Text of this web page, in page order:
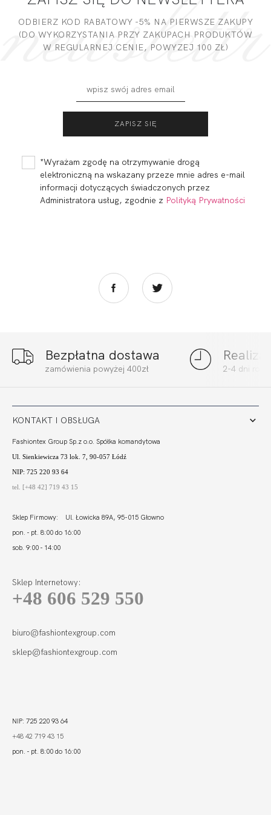
221,20 zł 115,01
FORTUNA SOFT
FORTUNA SPACER
FORTUNA STRINGI
ODBIERZ KOD RABATOWY -5% NA PIERWSZE ZAKUPY
(DO WYKORZYSTANIA PRZY ZAKUPACH PRODUKTÓW
W REGULARNEJ CENIE, POWYZEJ 100 ZŁ)
*Wyrażam zgodę na otrzymywanie drogą
elektroniczną na wskazany przeze mnie adres e-mail
informacji dotyczących świadczonych przez
Administratora usług, zgodnie z Polityką Prywatności
Bezpłatna dostawa
zamówienia powyżej 400zł 2-4 dni
KONTAKT I OBSŁUGA
Fashiontex Group Sp.z o.o. Spółka komandytowa
Ul. Sienkiewicza 73 lok. 7, 90-057 Łódź
NIP: 725 220 93 64
tel. [+48 42] 719 43 15
Sklep Firmowy: Ul. Łowicka 89A, 95-015 Głowno
pon. - pt. 8:00 do 16:00
sob. 9:00 - 14:00
Sklep Internetowy:
+48 606 529 550
biuro@fashiontexgroup.com
sklep@fashiontexgroup.com
NIP: 725 220 93 64
+48 42 719 43 15
pon. - pt. 8:00 do 16:00